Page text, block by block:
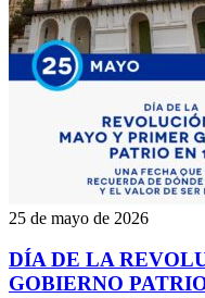
25 de mayo de 2026
DÍA DE LA
GOBIERNO